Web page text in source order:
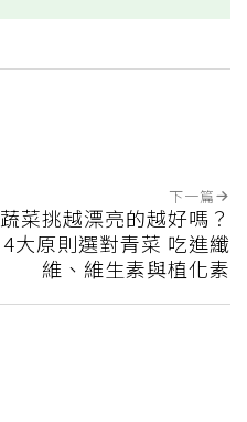
下一篇
蔬菜挑越漂亮的越好嗎？
4大原則選對青菜 吃進纖
維、維生素與植化素